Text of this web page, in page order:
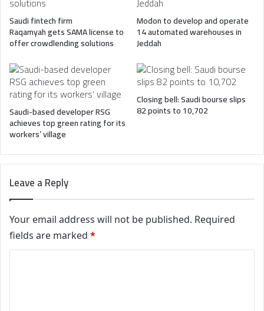
Saudi fintech firm
Raqamyah gets SAMA license to
offer crowdlending solutions
Modon to develop and operate
14 automated warehouses in
Jeddah
Saudi-based developer RSG
achieves top green rating for its
workers’ village
Closing bell: Saudi bourse slips
82 points to 10,702
Leave a Reply
Your email address will not be published. Required
fields are marked *